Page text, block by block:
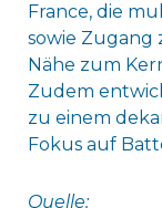
France, die
sowie Zugang
Nähe zum
Zudem
zu einem
Fokus auf
Quelle: